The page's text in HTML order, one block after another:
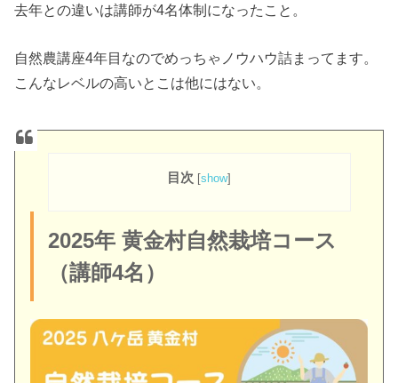
去年との違いは講師が4名体制になったこと。
自然農講座4年目なのでめっちゃノウハウ詰まってます。
こんなレベルの高いとこは他にはない。
目次 [show]
2025年 黄金村自然栽培コース
（講師4名）